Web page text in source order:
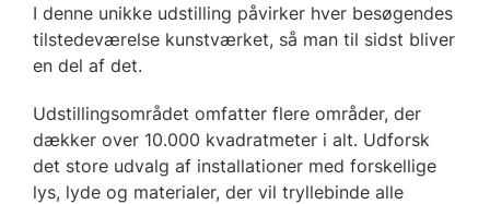
I denne unikke udstilling påvirker hver besøgendes
tilstedeværelse kunstværket, så man til sidst bliver
en del af det.
Udstillingsområdet omfatter flere områder, der
dækker over 10.000 kvadratmeter i alt. Udforsk
det store udvalg af installationer med forskellige
lys, lyde og materialer, der vil tryllebinde alle